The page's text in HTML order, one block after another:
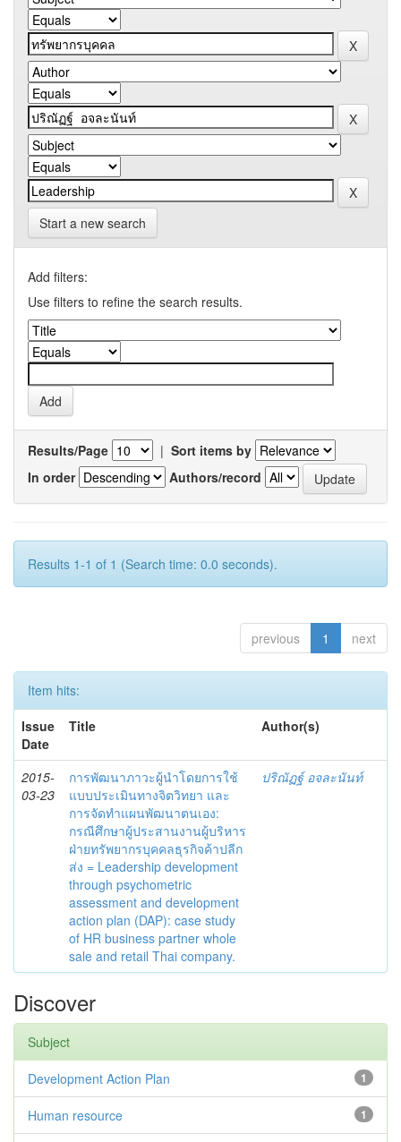
Start a new search
Add filters:
Use filters to refine the search results.
Results/Page | Sort items by
In order
Authors/record
Results 1-1 of 1 (Search time: 0.0 seconds).
previous 1 next
Item hits:
Issue
Date
Title Author(s)
2015-
03-23
การพัฒนาภาวะผู้นำโดยการใช้
แบบประเมินทางจิตวิทยา และ
การจัดทำแผนพัฒนาตนเอง:
กรณีศึกษาผู้ประสานงานผู้บริหาร
ฝ่ายทรัพยากรบุคคลธุรกิจค้าปลีก
ส่ง = Leadership development
through psychometric
assessment and development
action plan (DAP): case study
of HR business partner whole
sale and retail Thai company.
ปริณัฏฐ์ อจละนันท์
Discover
Subject
1
Development Action Plan
1
Human resource